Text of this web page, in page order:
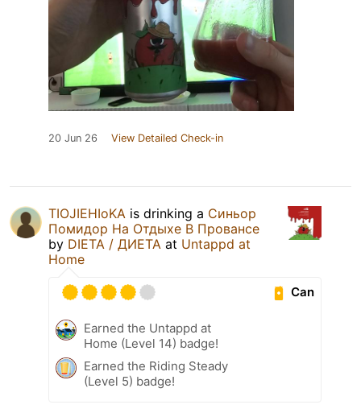
20 Jun 26 View Detailed Check-in
TIOJIEHIoKA is drinking a Синьор
Помидор На Отдыхе В Провансе
by DIETA / ДИЕТА at Untappd at
Home
Can
Earned the Untappd at
Home (Level 14) badge!
Earned the Riding Steady
(Level 5) badge!